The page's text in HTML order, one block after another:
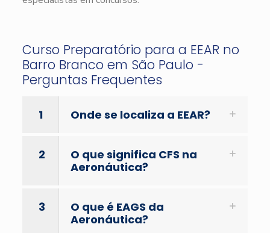
Curso Preparatório para a EEAR no
Barro Branco em São Paulo -
Perguntas Frequentes
1 Onde se localiza a EEAR?
2
O que significa CFS na
Aeronáutica?
3
O que é EAGS da
Aeronáutica?